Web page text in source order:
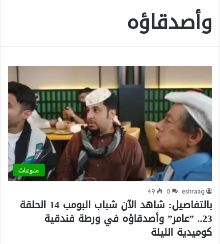
وأصدقاؤه
منوعات
eshraag
0
49
بالتفاصيل: شاهد الآن شباب البومب 14 الحلقة
23.. ”عامر” وأصدقاؤه في ورطة فندقية
كوميدية الليلة